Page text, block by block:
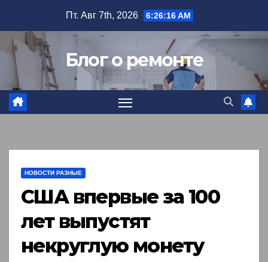
содержимому
Пт. Авг 7th, 2026 6:26:17 AM
Блог о ремонте
НОВОСТИ РАЗНЫЕ
США впервые за 100
лет выпустят
некруглую монету